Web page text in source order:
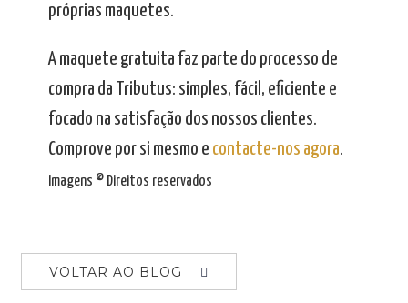
próprias maquetes.
A maquete gratuita faz parte do processo de
compra da Tributus: simples, fácil, eficiente e
focado na satisfação dos nossos clientes.
Comprove por si mesmo e contacte-nos agora.
Imagens © Direitos reservados
VOLTAR AO BLOG